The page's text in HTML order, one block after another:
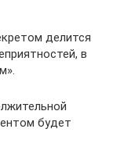
делится
в
будет